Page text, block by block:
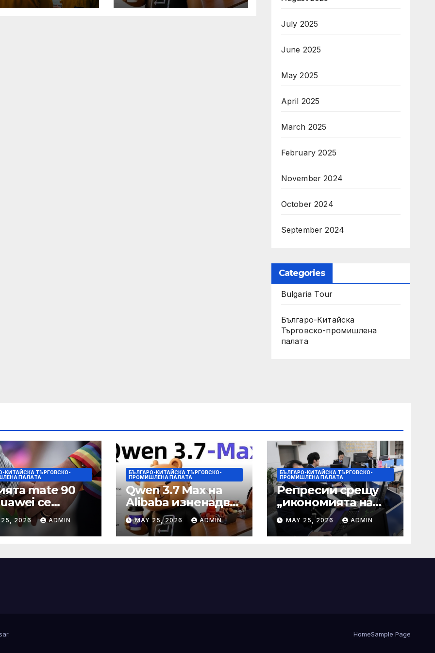
от
часово автономно
July 2025
June 2025
May 2025
April 2025
March 2025
February 2025
November 2024
October 2024
September 2024
Categories
Bulgaria Tour
Българо-Китайска
Търговско-промишлена
палaта
КИТАЙСКА ТЪРГОВСКО-
ПАЛAТА
mate 90
се
да
с нов
тази есен
25, 2026 ADMIN
БЪЛГАРО-КИТАЙСКА ТЪРГОВСКО-
ПРОМИШЛЕНА ПАЛAТА
Qwen 3.7 Max на
Alibaba изненадва
задгранични
разработчици с 35-
часово автономно
задачи
MAY 25, 2026 ADMIN
БЪЛГАРО-КИТАЙСКА ТЪРГОВСКО-
ПРОМИШЛЕНА ПАЛAТА
Репресии срещу
„икономията на
фактурирането“
MAY 25, 2026 ADMIN
. HomeSample Page